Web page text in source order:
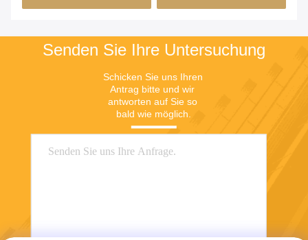
Senden Sie Ihre Untersuchung
Schicken Sie uns Ihren
Antrag bitte und wir
antworten auf Sie so
bald wie möglich.